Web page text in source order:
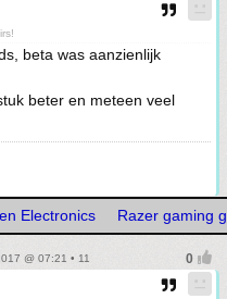
beta was aanzienlijk
beter en meteen veel
Electronics Razer gaming
@ 07:21 • 11